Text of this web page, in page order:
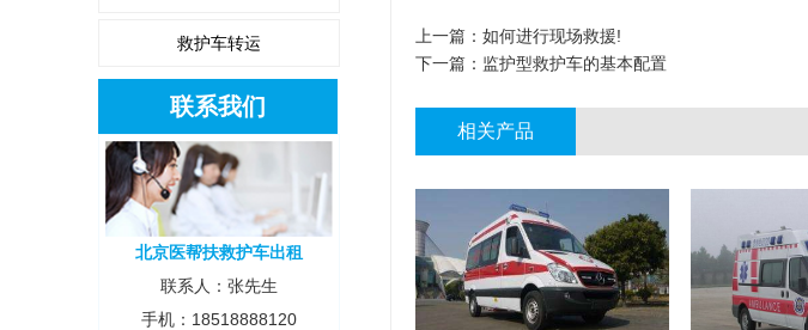
救护车转运
联系我们
北京医帮扶救护车出租
联系人：张先生
手机：18518888120
上一篇： 如何进行现场救援!
下一篇： 监护型救护车的基本配置
相关产品